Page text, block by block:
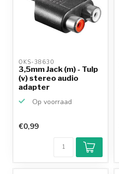
OKS-38630
3,5mm Jack (m) - Tulp
(v) stereo audio
adapter
Op voorraad
€0,99